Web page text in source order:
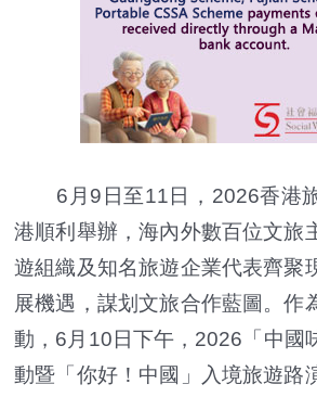
6月9日至11日，2026香港
港順利舉辦，海內外數百位文旅
遊組織及知名旅遊企業代表齊聚
展機遇，謀划文旅合作藍圖。作
動，6月10日下午，2026「中國
動暨「你好！中國」入境旅遊路